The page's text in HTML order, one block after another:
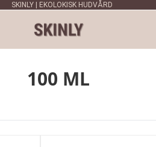
SKINLY | EKOLOKISK HUDVÅRD
100 ML